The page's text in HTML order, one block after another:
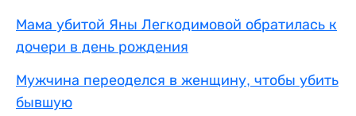
Мама убитой Яны Легкодимовой обратилась к
дочери в день рождения
Мужчина переоделся в женщину, чтобы убить
бывшую